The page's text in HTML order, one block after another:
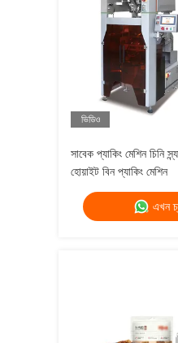
ভিডিও
সাবেক প্যাকিং মেশিন চিনি
হোয়াইট বিন প্যাকিং মেশিন
এখন